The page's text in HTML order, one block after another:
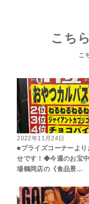
こち
2022年11月24日
■プライズコーナーより
せです！◆今週のお宝
場鶴岡店の《食品景…